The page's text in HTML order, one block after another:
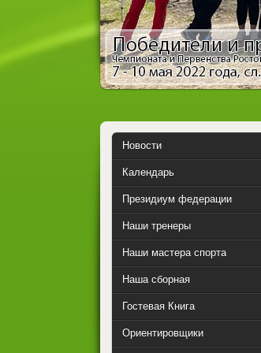
Новости
Календарь
Президиум федерации
Наши тренеры
Наши мастера спорта
Наша сборная
Гостевая Книга
Ориентировщики